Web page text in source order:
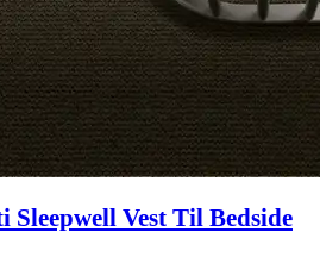
Vest Til Bedside